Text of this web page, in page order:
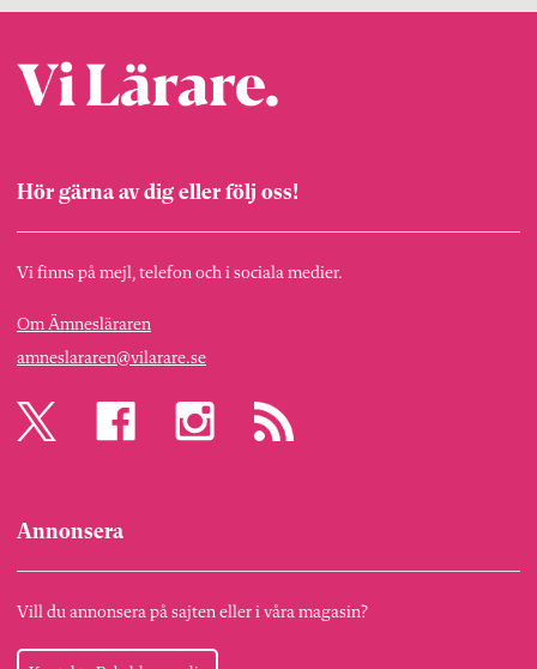
Hör gärna av dig eller följ oss!
Vi finns på mejl, telefon och i sociala medier.
Om Ämnesläraren
amneslararen@vilarare.se
Annonsera
Vill du annonsera på sajten eller i våra magasin?